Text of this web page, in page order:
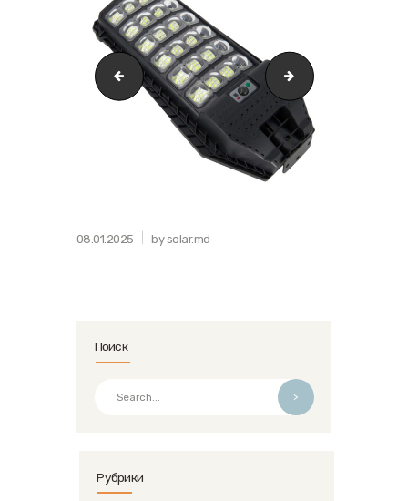
08.01.2025 by solar.md
Поиск
>
Рубрики